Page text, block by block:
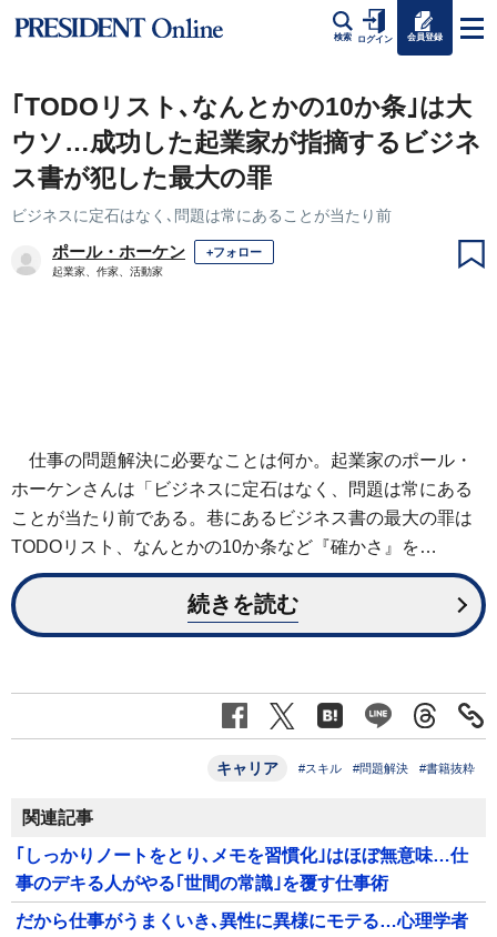
検索 ログイン 会員登録
｢TODOリスト､なんとかの10か条｣は大
ウソ…成功した起業家が指摘するビジネ
ス書が犯した最大の罪
ビジネスに定石はなく､問題は常にあることが当たり前
ポール・ホーケン +フォロー
起業家、作家、活動家
仕事の問題解決に必要なことは何か。起業家のポール・
ホーケンさんは「ビジネスに定石はなく、問題は常にある
ことが当たり前である。巷にあるビジネス書の最大の罪は
TODOリスト、なんとかの10か条など『確かさ』を…
続きを読む
キャリア #スキル #問題解決 #書籍抜粋
関連記事
｢しっかりノートをとり､メモを習慣化｣はほぼ無意味…仕
事のデキる人がやる｢世間の常識｣を覆す仕事術
だから仕事がうまくいき､異性に異様にモテる…心理学者